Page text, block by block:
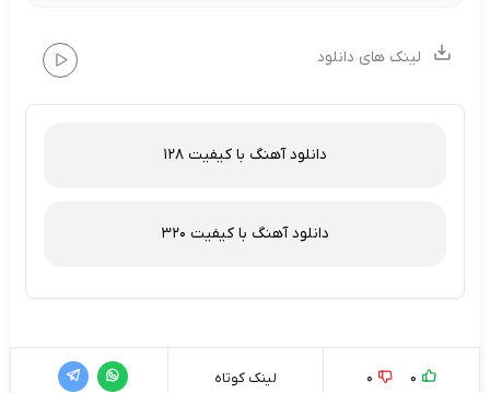
لینک های دانلود
دانلود آهنگ با کیفیت 128
دانلود آهنگ با کیفیت 320
0
0 لینک کوتاه